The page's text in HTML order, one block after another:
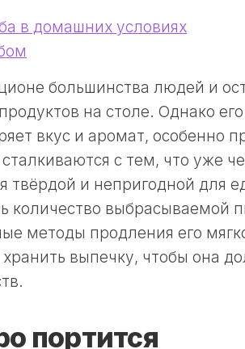
в домашних условиях
большинства людей и
на столе. Однако
вкус и аромат, особенно
с тем, что уже
твёрдой и непригодной для
количество выбрасываемой
методы продления его
выпечку, чтобы она
портится